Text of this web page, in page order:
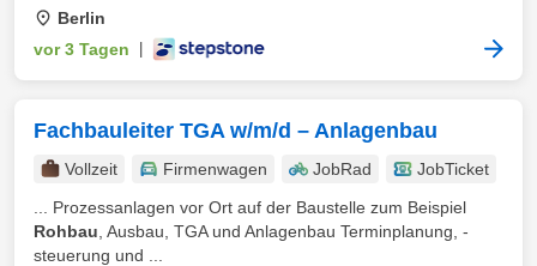
Berlin
vor 3 Tagen
Fachbauleiter TGA w/m/d – Anlagenbau
Vollzeit Firmenwagen JobRad
JobTicket
... Prozessanlagen vor Ort auf der Baustelle zum Beispiel
Rohbau , Ausbau, TGA und Anlagenbau Terminplanung, -
steuerung und ...